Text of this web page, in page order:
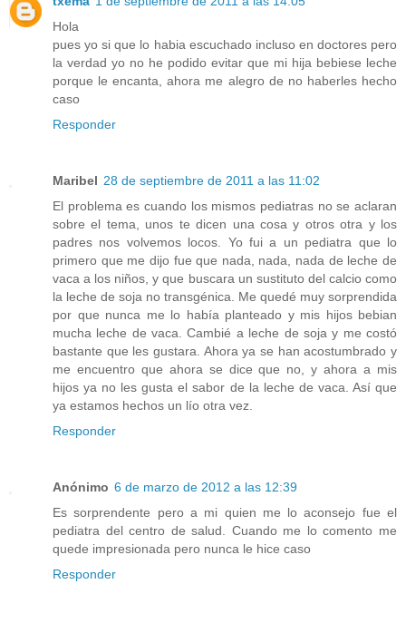
Hola
pues yo si que lo habia escuchado incluso en doctores pero
la verdad yo no he podido evitar que mi hija bebiese leche
porque le encanta, ahora me alegro de no haberles hecho
caso
Responder
Maribel 28 de septiembre de 2011 a las 11:02
El problema es cuando los mismos pediatras no se aclaran
sobre el tema, unos te dicen una cosa y otros otra y los
padres nos volvemos locos. Yo fui a un pediatra que lo
primero que me dijo fue que nada, nada, nada de leche de
vaca a los niños, y que buscara un sustituto del calcio como
la leche de soja no transgénica. Me quedé muy sorprendida
por que nunca me lo había planteado y mis hijos bebian
mucha leche de vaca. Cambié a leche de soja y me costó
bastante que les gustara. Ahora ya se han acostumbrado y
me encuentro que ahora se dice que no, y ahora a mis
hijos ya no les gusta el sabor de la leche de vaca. Así que
ya estamos hechos un lío otra vez.
Responder
Anónimo 6 de marzo de 2012 a las 12:39
Es sorprendente pero a mi quien me lo aconsejo fue el
pediatra del centro de salud. Cuando me lo comento me
quede impresionada pero nunca le hice caso
Responder